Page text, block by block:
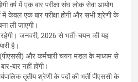
वर्ष में एक बार परीक्षा संघ लोक सेवा आयोग
में केवल एक बार परीक्षा होगी और सभी श्रेणी के
ली जाएगी।
रहेगी। जनवरी, 2026 से भर्ती-चयन की यह
है।
और कर्मचारी चयन मंडल के माध्यम से
बार नहीं होंगी।
तृतीय श्रेणी के पदों की भर्ती पीएससी के